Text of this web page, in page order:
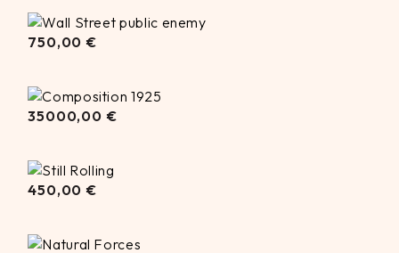
750,00
750,00 €
35000,00
35000,00 €
450,00 €